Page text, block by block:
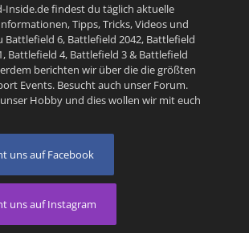
Inside.de findest du täglich aktuelle
Tipps, Tricks, Videos und
Battlefield 6, Battlefield 2042, Battlefield
, Battlefield 4, Battlefield 3& Battlefield
berichten wir über die die größten
Events. Besucht auch unser Forum.
Hobby und dies wollen wir mit euch
uns auf Facebook
uns auf Instagram